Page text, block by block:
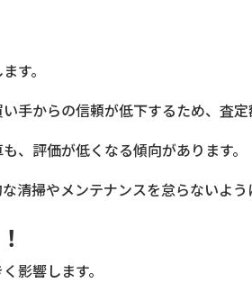
す。
手からの信頼が低下するため、査定
、評価が低くなる傾向があります。
清掃やメンテナンスを怠らないよう
影響します。